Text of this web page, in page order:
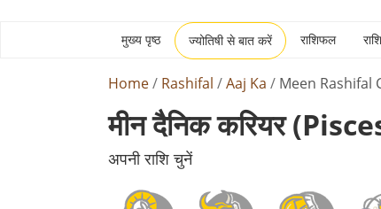
मुख्य पृष्ठ ज्योतिषी से बात करें राशिफल
Home Rashifal Aaj Ka Meen Rashifal
मीन दैनिक करियर
अपनी राशि चुनें